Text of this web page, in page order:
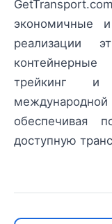
экономичные
реализации
трейкинг и
обеспечивая
доступную